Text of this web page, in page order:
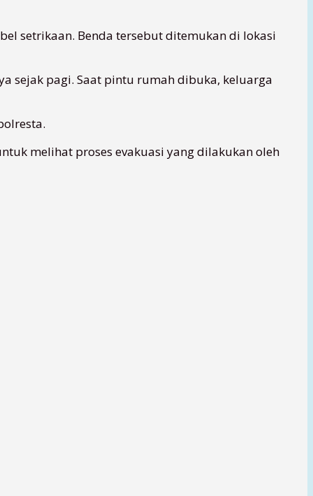
setrikaan. Benda tersebut ditemukan di lokasi
sejak pagi. Saat pintu rumah dibuka, keluarga
melihat proses evakuasi yang dilakukan oleh